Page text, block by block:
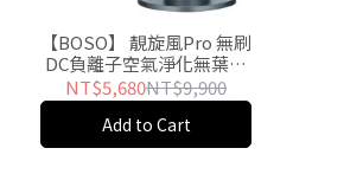
【BOSO】 靚旋風Pro 無刷
DC負離子空氣淨化無葉冷
暖風扇-晨霧白/星曜灰
(BSSE-HF1200W/GY)-推
NT$5,680NT$9,900
Add to Cart